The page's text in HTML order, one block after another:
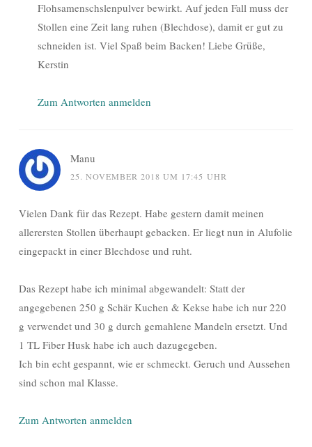
Flohsamenschslenpulver bewirkt. Auf jeden Fall muss der
Stollen eine Zeit lang ruhen (Blechdose), damit er gut zu
schneiden ist. Viel Spaß beim Backen! Liebe Grüße,
Kerstin
Zum Antworten anmelden
Manu
25. NOVEMBER 2018 UM 17:45 UHR
Vielen Dank für das Rezept. Habe gestern damit meinen
allerersten Stollen überhaupt gebacken. Er liegt nun in Alufolie
eingepackt in einer Blechdose und ruht.
Das Rezept habe ich minimal abgewandelt: Statt der
angegebenen 250 g Schär Kuchen & Kekse habe ich nur 220
g verwendet und 30 g durch gemahlene Mandeln ersetzt. Und
1 TL Fiber Husk habe ich auch dazugegeben.
Ich bin echt gespannt, wie er schmeckt. Geruch und Aussehen
sind schon mal Klasse.
Zum Antworten anmelden